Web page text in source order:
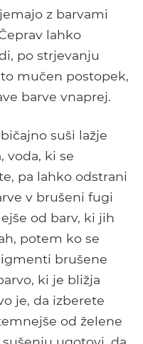
z barvami
lahko
po strjevanju
mučen postopek,
barve vnaprej.
suši lažje
voda, ki se
pa lahko odstrani
v brušeni fugi
od barv, ki jih
potem ko se
brušene
ki je bližja
je, da izberete
od želene